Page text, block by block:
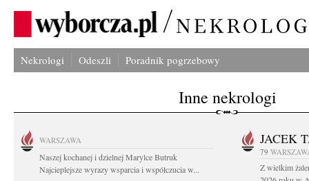
Nekrologi Odeszli Poradnik pogrzebowy
Inne nekrologi
WARSZAWA
Naszej kochanej i dzielnej Marylce Butruk
Najcieplejsze wyrazy wsparcia i współczucia w...
JACEK
79
Z wielkim